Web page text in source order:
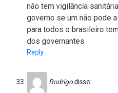
não tem vigilância
governo se um não pode
para todos o brasileiro
dos governantes
Reply
Rodrigodisse: